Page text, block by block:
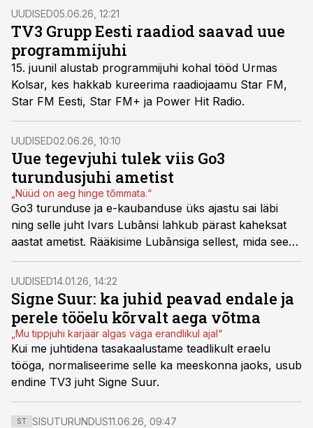
UUDISED05.06.26, 12:21
TV3 Grupp Eesti raadiod saavad uue
programmijuhi
15. juunil alustab programmijuhi kohal tööd Urmas
Kolsar, kes hakkab kureerima raadiojaamu Star FM,
Star FM Eesti, Star FM+ ja Power Hit Radio.
UUDISED02.06.26, 10:10
Uue tegevjuhi tulek viis Go3
turundusjuhi ametist
„Nüüd on aeg hinge tõmmata.“
Go3 turunduse ja e-kaubanduse üks ajastu sai läbi
ning selle juht Ivars Lubānsi lahkub pärast kaheksat
aastat ametist. Rääkisime Lubānsiga sellest, mida see
teekond tema jaoks tähendas.
UUDISED14.01.26, 14:22
Signe Suur: ka juhid peavad endale ja
perele tööelu kõrvalt aega võtma
„Mu tippjuhi karjäär algas väga erandlikul ajal“
Kui me juhtidena tasakaalustame teadlikult eraelu
tööga, normaliseerime selle ka meeskonna jaoks, usub
endine TV3 juht Signe Suur.
ST SISUTURUNDUS11.06.26, 09:47